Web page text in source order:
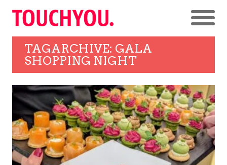
TAGARCHIVE: GALA
SHOPPING NIGHT